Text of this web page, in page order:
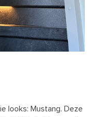
looks: Mustang. Deze